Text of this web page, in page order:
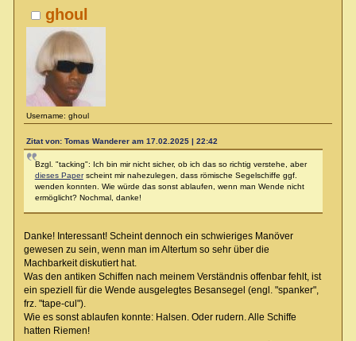
ghoul
Username: ghoul
Zitat von: Tomas Wanderer am 17.02.2025 | 22:42
Bzgl. "tacking": Ich bin mir nicht sicher, ob ich das so richtig verstehe, aber
dieses Paperscheint mir nahezulegen, dass römische Segelschiffe ggf.
wenden konnten. Wie würde das sonst ablaufen, wenn man Wende nicht
ermöglicht? Nochmal, danke!
Danke! Interessant! Scheint dennoch ein schwieriges Manöver
gewesen zu sein, wenn man im Altertum so sehr über die
Machbarkeit diskutiert hat.
Was den antiken Schiffen nach meinem Verständnis offenbar fehlt, ist
ein speziell für die Wende ausgelegtes Besansegel (engl. "spanker",
frz. "tape-cul").
Wie es sonst ablaufen konnte: Halsen. Oder rudern. Alle Schiffe
hatten Riemen!